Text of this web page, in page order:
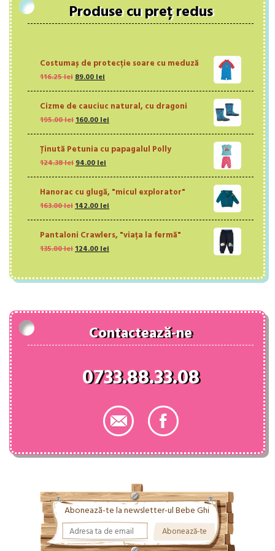
Produse cu preț redus
Costumaș de protecție soare cu meduză
116.25leiPrețul
inițial
fost:
116.25 lei.
89.00leiPrețul
curent
89.00 lei.
Cizme de cauciuc natural, cu dragoni
195.00leiPrețul
inițial
fost:
195.00 lei.
160.00leiPrețul
curent
160.00 lei.
Ținută Petunia cu papagalul Polly
124.38leiPrețul
inițial
fost:
124.38 lei.
94.00leiPrețul
curent
94.00 lei.
Hanorac cu glugă, "micul explorator"
163.00leiPrețul
inițial
fost:
163.00 lei.
142.00leiPrețul
curent
142.00 lei.
Pantaloni Crawlers, "viața la fermă"
135.00leiPrețul
fost:
124.00leiPrețul
124.00 lei.
Contactează-ne
0733.88.33.08
Abonează-te la newsletter-ul Bebe Ghi